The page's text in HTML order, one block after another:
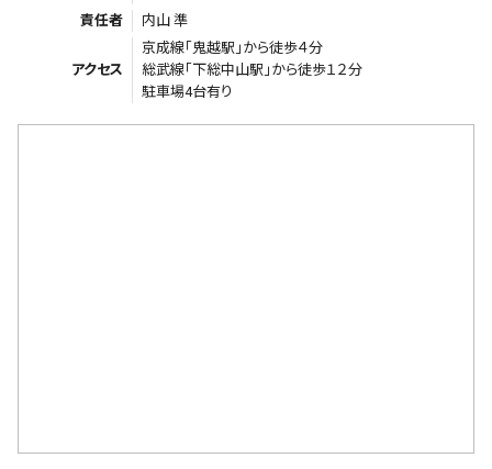
責任者
内山 準
アクセス
京成線「鬼越駅」から徒歩４分
総武線「下総中山駅」から徒歩１２分
駐車場4台有り